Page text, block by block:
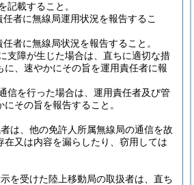
記載すること。
者に無線局運用状況を報告するこ
任者に無線局状況を報告すること。
支障が生じた場合は、直ちに適切な措
に、速やかにその旨を運用責任者に報
信を行った場合は、運用責任者及び管
その旨を報告すること。
は、他の免許人所属無線局の通信を故
在又は内容を漏らしたり、窃用しては
を受けた陸上移動局の取扱者は、直ち